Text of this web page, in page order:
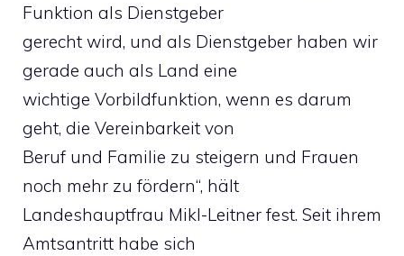
Funktion als Dienstgeber
gerecht wird, und als Dienstgeber haben wir
gerade auch als Land eine
wichtige Vorbildfunktion, wenn es darum
geht, die Vereinbarkeit von
Beruf und Familie zu steigern und Frauen
noch mehr zu fördern“, hält
Landeshauptfrau Mikl-Leitner fest. Seit ihrem
Amtsantritt habe sich